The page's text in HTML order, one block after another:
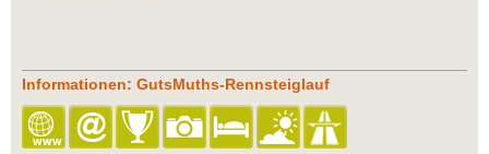
Informationen: GutsMuths-Rennsteiglauf